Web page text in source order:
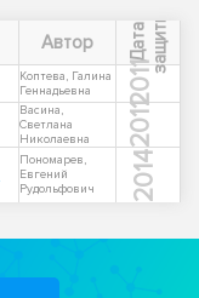
Автор Д
а
т
а
з
а
щ
и
ты
Коптева, Галина
Геннадьевна
2011
Васина,
Светлана
Николаевна
2011
Пономарев,
Евгений
Рудольфович
2014